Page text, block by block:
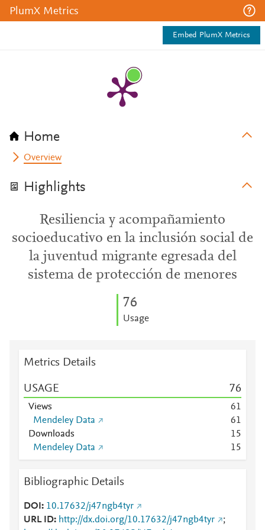
PlumX Metrics
Embed PlumX Metrics
Home
Overview
Highlights
Resiliencia y acompañamiento
socioeducativo en la inclusión social de
la juventud migrante egresada del
sistema de protección de menores
76
Usage
Metrics Details
USAGE 76
Views 61
Mendeley Data
61
Downloads
15
Mendeley Data
15
Bibliographic Details
DOI
10.17632/j47ngb4tyr
URL ID
http://dx.doi.org/10.17632/j47ngb4tyr
;